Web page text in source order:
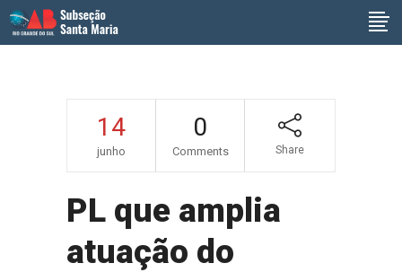
14
junho
0
Comments Share
PL que amplia
atuação do